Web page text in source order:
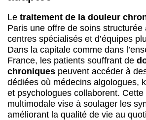
Le traitement de la douleur
Paris une offre de soins structurée
centres spécialisés et d’équipes
Dans la capitale comme dans
France, les patients souffrant de
chroniques peuvent accéder à
dédiées où médecins algologues,
et psychologues collaborent. Cette
multimodale vise à soulager les
améliorant la qualité de vie au